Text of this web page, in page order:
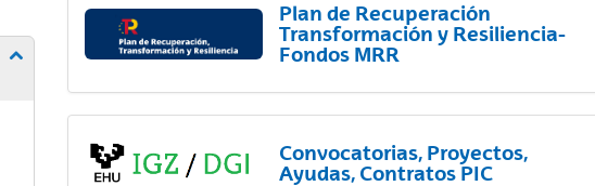
Mostrar/ocultar subpáginas
Plan de Recuperación
Transformación y Resiliencia-
Fondos MRR
Convocatorias, Proyectos,
Ayudas, Contratos PIC